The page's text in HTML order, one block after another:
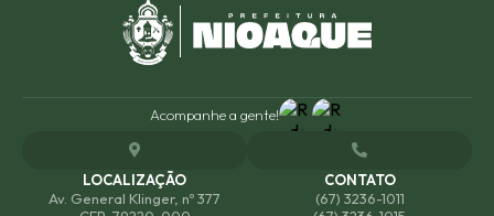
Acompanhe a gente!
LOCALIZAÇÃO
Av. General Klinger, nº 377
CONTATO
(67) 3236-1011